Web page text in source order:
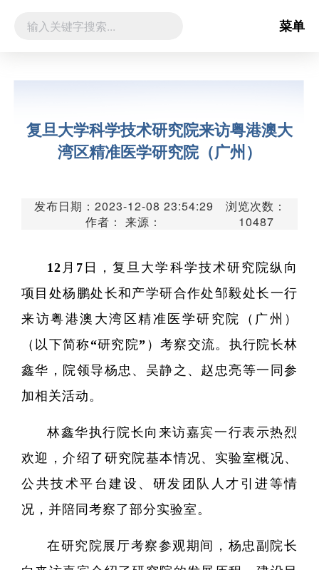
菜单
复旦大学科学技术研究院来访粤港澳大
湾区精准医学研究院（广州）
发布日期：2023-12-08 23:54:29
作者： 来源：
浏览次数：
10487
12月7日，复旦大学科学技术研究院纵向
项目处杨鹏处长和产学研合作处邹毅处长一行
来访粤港澳大湾区精准医学研究院（广州）
（以下简称“研究院”）考察交流。执行院长林
鑫华，院领导杨忠、吴静之、赵忠亮等一同参
加相关活动。
林鑫华执行院长向来访嘉宾一行表示热烈
欢迎，介绍了研究院基本情况、实验室概况、
公共技术平台建设、研发团队人才引进等情
况，并陪同考察了部分实验室。
在研究院展厅考察参观期间，杨忠副院长